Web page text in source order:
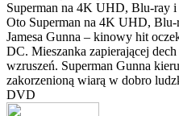
Superman na 4K UHD, Blu-ray
Oto Superman na 4K UHD,
Jamesa Gunna – kinowy hit
DC. Mieszanka zapierającej
wzruszeń. Superman Gunna
zakorzenioną wiarą w dobro
DVD